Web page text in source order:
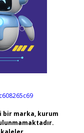
bir marka, kurum